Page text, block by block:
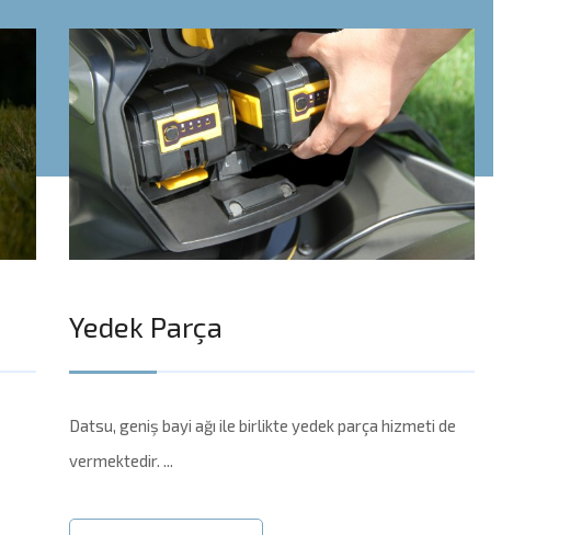
Yedek Parça
Datsu, geniş bayi ağı ile birlikte yedek parça hizmeti de
vermektedir. ...